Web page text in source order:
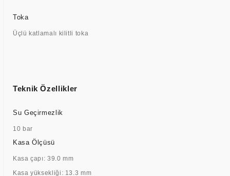
Toka
Üçlü katlamalı kilitli toka
Teknik Özellikler
Su Geçirmezlik
10 bar
Kasa Ölçüsü
Kasa çapı: 39.0 mm
Kasa yüksekliği: 13.3 mm